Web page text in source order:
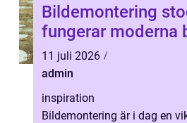
Bildemontering
fungerar moderna
11 juli 2026
admin
inspiration
Bildemontering är i dag en